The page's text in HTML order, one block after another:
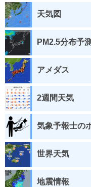
天気図
PM2.5分布予測
アメダス
2週間天気
気象予報士の
世界天気
地震情報